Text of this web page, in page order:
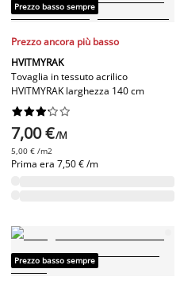
Prezzo basso sempre
Prezzo ancora più basso
HVITMYRAK
Tovaglia in tessuto acrilico
HVITMYRAK larghezza 140 cm






7,00 €/M
5,00 € /m2
Prima era 7,50 € /m
Prezzo basso sempre